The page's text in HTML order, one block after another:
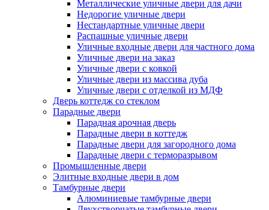
Металлические уличные двери для дачи
Недорогие уличные двери
Нестандартные уличные двери
Распашные уличные двери
Уличные входные двери для частного дома
Уличные двери на заказ
Уличные двери с ковкой
Уличные двери из массива дуба
Уличные двери с отделкой из МДФ
Дверь коттедж со стеклом
Парадные двери
Парадная арочная дверь
Парадные двери в коттедж
Парадные двери для загородного дома
Парадные двери с терморазрывом
Промышленные двери
Элитные входные двери в дом
Тамбурные двери
Алюминиевые тамбурные двери